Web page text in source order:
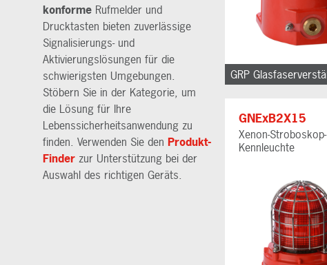
GNExB2X15
Xenon-Stroboskop-
Kennleuchte
konforme Rufmelder und
Drucktasten bieten zuverlässige
Signalisierungs- und
Aktivierungslösungen für die
schwierigsten Umgebungen.
Stöbern Sie in der Kategorie, um
die Lösung für Ihre
Lebenssicherheitsanwendung zu
finden. Verwenden Sie den Produkt-
Finder zur Unterstützung bei der
Auswahl des richtigen Geräts.